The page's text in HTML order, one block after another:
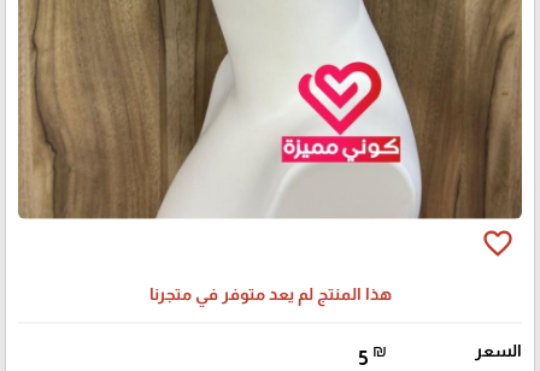
favorite_border
هذا المنتج لم يعد متوفر في متجرنا
السعر 5 ₪